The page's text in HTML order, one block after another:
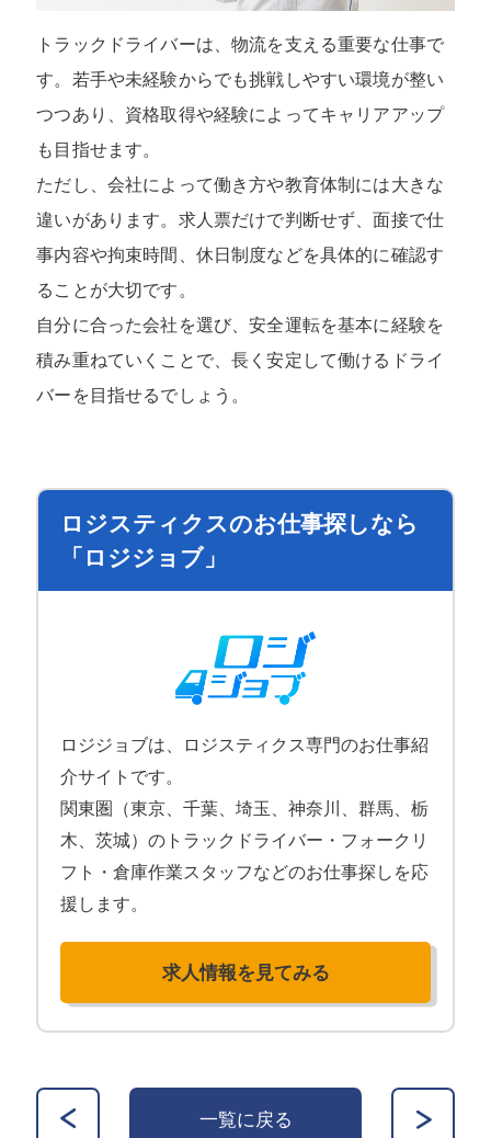
トラックドライバーは、物流を支える重要な仕事で
す。若手や未経験からでも挑戦しやすい環境が整い
つつあり、資格取得や経験によってキャリアアップ
も目指せます。
ただし、会社によって働き方や教育体制には大きな
違いがあります。求人票だけで判断せず、面接で仕
事内容や拘束時間、休日制度などを具体的に確認す
ることが大切です。
自分に合った会社を選び、安全運転を基本に経験を
積み重ねていくことで、長く安定して働けるドライ
バーを目指せるでしょう。
ロジスティクスのお仕事探しなら
「ロジジョブ」
ロジジョブは、ロジスティクス専門のお仕事紹
介サイトです。
関東圏（東京、千葉、埼玉、神奈川、群馬、栃
木、茨城）のトラックドライバー・フォークリ
フト・倉庫作業スタッフなどのお仕事探しを応
援します。
求人情報を見てみる
一覧に戻る